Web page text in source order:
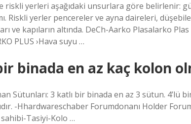
riskli yerleri aşağıdaki unsurlara göre belirlenir:
Riskli yerler pencereler ve ayna daireleri,
ve kapıların altında. DeCh-Aarko Plasalarko
PLUS ›Hava suyu …
binada en az kaç kolon
Sütunları: 3 katlı bir binada en az 3 sütun. 4’lü
-Hhardwareschaber Forumdonanı Holder
Tasiyi-Kolo …